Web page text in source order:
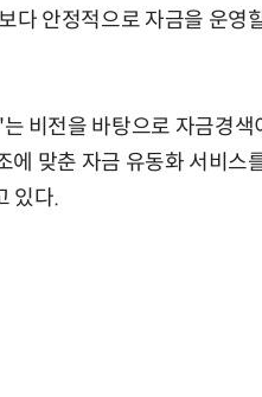
다 안정적으로 자금을 운영
비전을 바탕으로 자금경색
맞춘 자금 유동화 서비스
있다.